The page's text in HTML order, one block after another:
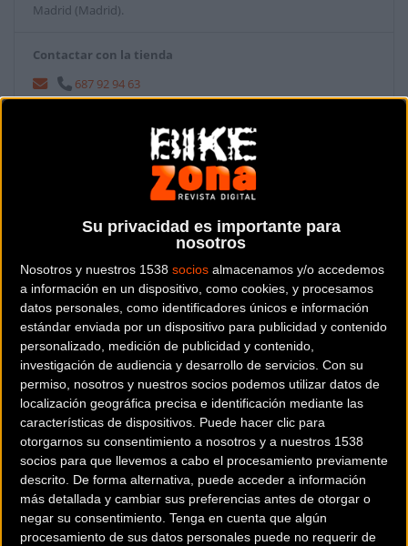
Su privacidad es importante para
nosotros
Nosotros y nuestros 1538 socios almacenamos y/o accedemos
a información en un dispositivo, como cookies, y procesamos
datos personales, como identificadores únicos e información
estándar enviada por un dispositivo para publicidad y contenido
personalizado, medición de publicidad y contenido,
investigación de audiencia y desarrollo de servicios. Con su
permiso, nosotros y nuestros socios podemos utilizar datos de
localización geográfica precisa e identificación mediante las
características de dispositivos. Puede hacer clic para
otorgarnos su consentimiento a nosotros y a nuestros 1538
socios para que llevemos a cabo el procesamiento previamente
descrito. De forma alternativa, puede acceder a información
más detallada y cambiar sus preferencias antes de otorgar o
negar su consentimiento. Tenga en cuenta que algún
procesamiento de sus datos personales puede no requerir de
Madrid (Madrid).
Contactar con la tienda
687 92 94 63
Web y RRSS de la tienda
Terms of use © 1987–2026 HERE
200 km
¿Eres el propietario de esta tienda? Descubre cómo hacerte tienda
Premium para llegar a más clientes.